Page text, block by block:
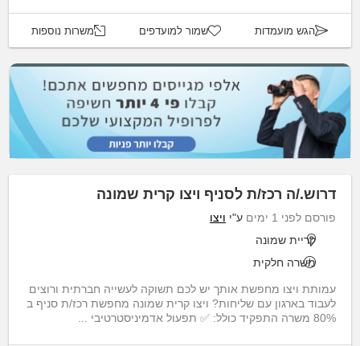
הגש מועמדות שמור למועדפים משרות נוספות
דרוש./ה רכז/ת לסניף ויצו קרית שמונה
פורסם לפני 1 ימים ע"י ויצו
קריית שמונה
משרה חלקית
עמותת ויצו מחפשת אותך יש לכם תשוקה לעשייה חברתית ורוצים
לעבוד בארגון עם שליחות? ויצו קרית שמונה מחפשת רכז/ת סניף ב
80% משרה התפקיד כולל: ✅ תפעול אדמיניסטרטיבי ...